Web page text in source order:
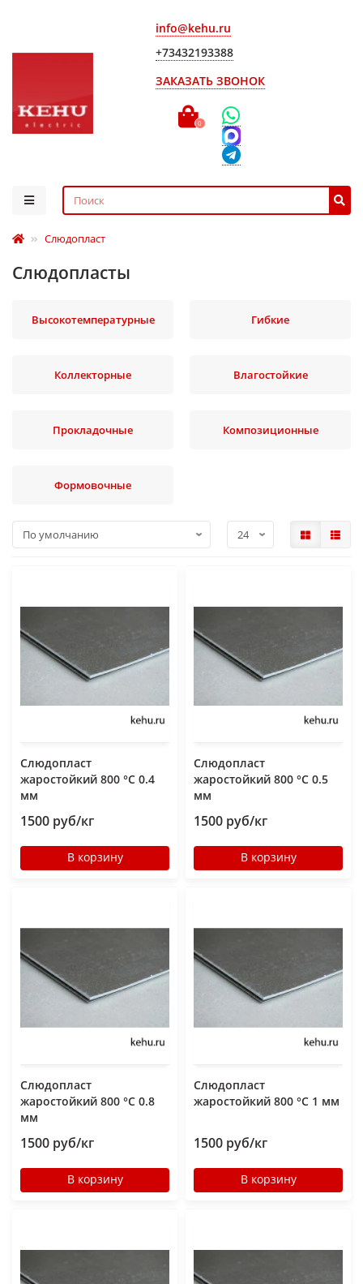
info@kehu.ru
+73432193388
ЗАКАЗАТЬ ЗВОНОК
0
Слюдопласт
Слюдопласты
Высокотемпературные Гибкие
Коллекторные Влагостойкие
Прокладочные Композиционные
Формовочные
Слюдопласт
жаростойкий 800 °C 0.4
мм
1500 руб/кг
В корзину
Слюдопласт
жаростойкий 800 °C 0.5
мм
1500 руб/кг
В корзину
Слюдопласт
жаростойкий 800 °C 0.8
мм
1500 руб/кг
В корзину
Слюдопласт
жаростойкий 800 °C 1 мм
1500 руб/кг
В корзину